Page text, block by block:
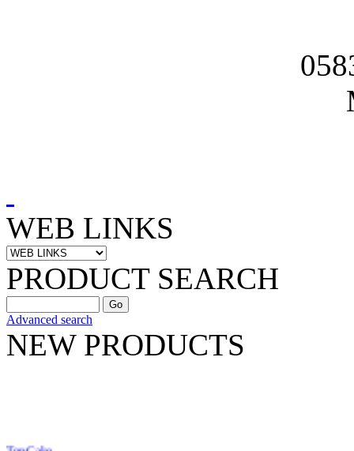
WEB LINKS
PRODUCT SEARCH
Advanced search
NEW PRODUCTS